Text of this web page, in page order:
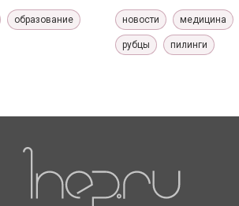
образование новости медицина
рубцы пилинги